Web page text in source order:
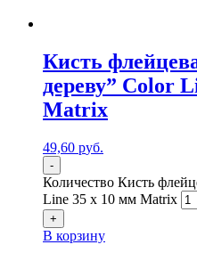
Кисть
дереву” Color
Matrix
49,60 руб.
-
Количество Кисть
Line 35 х 10 мм Matrix
+
В корзину